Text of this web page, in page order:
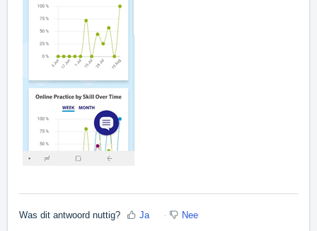
Was dit antwoord nuttig? Ja Nee